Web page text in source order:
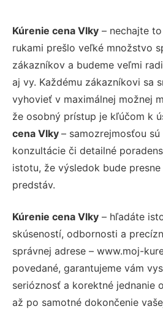
Kúrenie cena Vlky – nechajte
rukami prešlo veľké množstvo
zákazníkov a budeme veľmi
aj vy. Každému zákazníkovi sa
vyhovieť v maximálnej možnej
že osobný prístup je kľúčom k
cena Vlky – samozrejmosťou
konzultácie či detailné
istotu, že výsledok bude
predstáv.
Kúrenie cena Vlky – hľadáte
skúseností, odbornosti a
správnej adrese – www.moj-
povedané, garantujeme vám
serióznosť a korektné jednanie
až po samotné dokončenie